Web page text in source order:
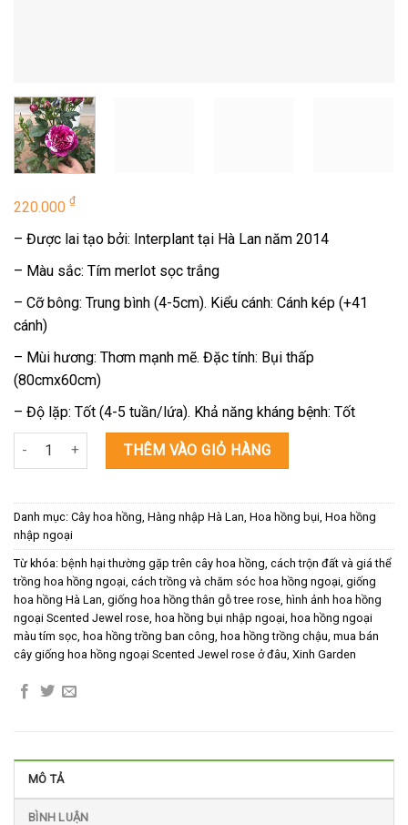
220.000 ₫
– Được lai tạo bởi: Interplant tại Hà Lan năm 2014
– Màu sắc: Tím merlot sọc trắng
– Cỡ bông: Trung bình (4-5cm). Kiểu cánh: Cánh kép (+41
cánh)
– Mùi hương: Thơm mạnh mẽ. Đặc tính: Bụi thấp
(80cmx60cm)
– Độ lặp: Tốt (4-5 tuần/lứa). Khả năng kháng bệnh: Tốt
Scented Jawel Rose Hoa hồng tím sọc đẹp hút hồn số lượng
THÊM VÀO GIỎ HÀNG
Danh mục: Cây hoa hồng Hàng nhập Hà Lan Hoa hồng bụi Hoa hồng
nhập ngoại
Từ khóa: bệnh hại thường gặp trên cây hoa hồng cách trộn đất và giá thể
trồng hoa hồng ngoại cách trồng và chăm sóc hoa hồng ngoại giống
hoa hồng Hà Lan giống hoa hồng thân gỗ tree rose hình ảnh hoa hồng
ngoại Scented Jewel rose hoa hồng bụi nhập ngoại hoa hồng ngoại
màu tím sọc hoa hồng trồng ban công hoa hồng trồng chậu mua bán
cây giống hoa hồng ngoại Scented Jewel rose ở đâu Xinh Garden
MÔ TẢ
BÌNH LUẬN